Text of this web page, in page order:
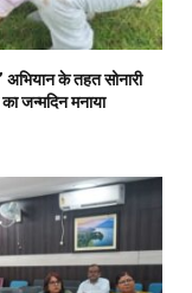
के तहत सोनारी
जन्मदिन मनाया